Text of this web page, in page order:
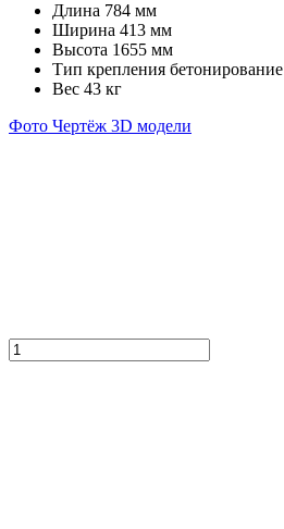
Длина 784 мм
Ширина 413 мм
Высота 1655 мм
Тип крепления бетонирование
Вес 43 кг
Фото Чертёж 3D модели